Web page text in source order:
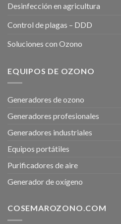
Desinfección en agricultura
Control de plagas – DDD
Soluciones con Ozono
EQUIPOS DE OZONO
Generadores de ozono
Generadores profesionales
Generadores industriales
Equipos portátiles
Purificadores de aire
Generador de oxígeno
COSEMAROZONO.COM